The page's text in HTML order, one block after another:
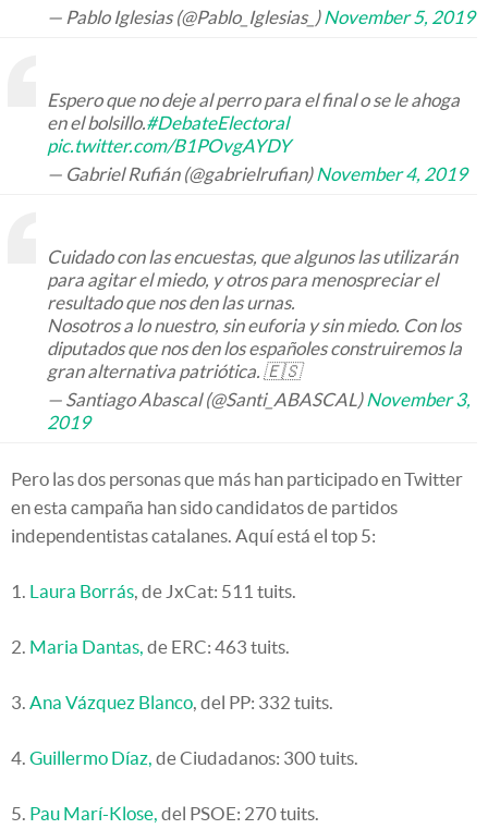
— Pablo Iglesias (@Pablo_Iglesias_) November 5, 2019
Espero que no deje al perro para el final o se le ahoga
en el bolsillo. #DebateElectoral
pic.twitter.com/B1POvgAYDY
— Gabriel Rufián (@gabrielrufian) November 4, 2019
Cuidado con las encuestas, que algunos las utilizarán
para agitar el miedo, y otros para menospreciar el
resultado que nos den las urnas.
Nosotros a lo nuestro, sin euforia y sin miedo. Con los
diputados que nos den los españoles construiremos la
gran alternativa patriótica. 🇪🇸
— Santiago Abascal (@Santi_ABASCAL) November 3,
2019
Pero las dos personas que más han participado en Twitter
en esta campaña han sido candidatos de partidos
independentistas catalanes. Aquí está el top 5:
1. Laura Borrás , de JxCat: 511 tuits.
2. Maria Dantas, de ERC: 463 tuits.
3. Ana Vázquez Blanco , del PP: 332 tuits.
4. Guillermo Díaz, de Ciudadanos: 300 tuits.
5. Pau Marí-Klose, del PSOE: 270 tuits.